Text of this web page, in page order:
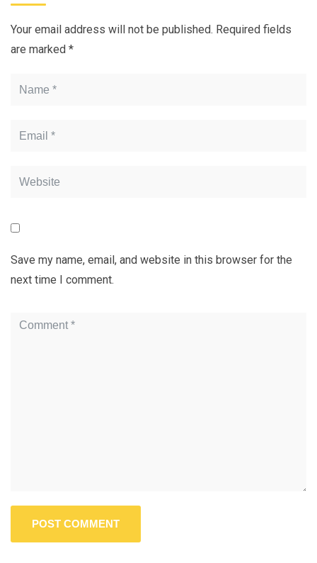
Your email address will not be published. Required fields
are marked *
Save my name, email, and website in this browser for the
next time I comment.